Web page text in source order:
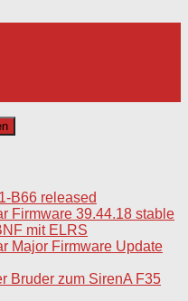
B66 released
Firmware 39.44.18 stable
mit ELRS
Major Firmware Update
Bruder zum SirenA F35